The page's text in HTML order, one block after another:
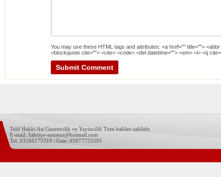
You may use these HTML tags and attributes: <a href="" title="">
<blockquote cite=""> <cite> <code> <del datetime=""> <em> <i> <q
Telif Hakki Asi Gazetecilik ve Yayincilik Tum haklari saklidir.
E-mail: Sabriye-sonmez@hotmail.com
Tel: 03266175319 | Gsm: 05077725595